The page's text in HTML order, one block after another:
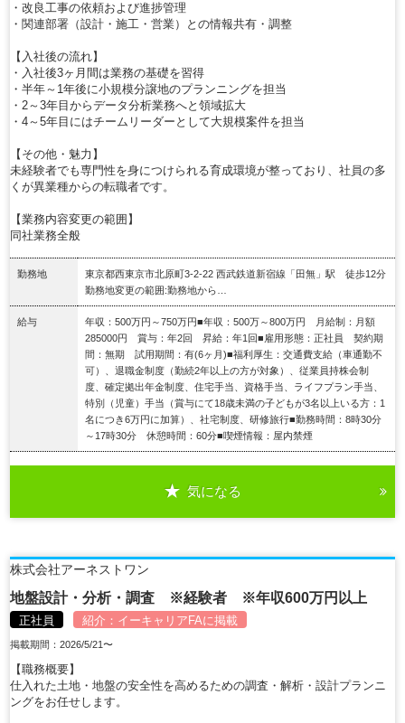
・改良工事の依頼および進捗管理
・関連部署（設計・施工・営業）との情報共有・調整
【入社後の流れ】
・入社後3ヶ月間は業務の基礎を習得
・半年～1年後に小規模分譲地のプランニングを担当
・2～3年目からデータ分析業務へと領域拡大
・4～5年目にはチームリーダーとして大規模案件を担当
【その他・魅力】
未経験者でも専門性を身につけられる育成環境が整っており、社員の多
くが異業種からの転職者です。
【業務内容変更の範囲】
同社業務全般
勤務地
東京都西東京市北原町3-2-22 西武鉄道新宿線「田無」駅 徒歩12分
勤務地変更の範囲:勤務地から…
給与
年収：500万円～750万円■年収：500万～800万円 月給制：月額
285000円 賞与：年2回 昇給：年1回■雇用形態：正社員 契約期
間：無期 試用期間：有(6ヶ月)■福利厚生：交通費支給（車通勤不
可）、退職金制度（勤続2年以上の方が対象）、従業員持株会制
度、確定拠出年金制度、住宅手当、資格手当、ライフプラン手当、
特別（児童）手当（賞与にて18歳未満の子どもが3名以上いる方：1
名につき6万円に加算）、社宅制度、研修旅行■勤務時間：8時30分
～17時30分 休憩時間：60分■喫煙情報：屋内禁煙
気になる
株式会社アーネストワン
地盤設計・分析・調査 ※経験者 ※年収600万円以上
正社員 紹介： イーキャリアFAに掲載
掲載期間：2026/5/21〜
【職務概要】
仕入れた土地・地盤の安全性を高めるための調査・解析・設計プランニ
ングをお任せします。